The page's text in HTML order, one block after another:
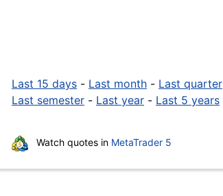
Last 15 days - Last month - Last quarter
Last semester - Last year - Last 5 years
Watch quotes in MetaTrader 5